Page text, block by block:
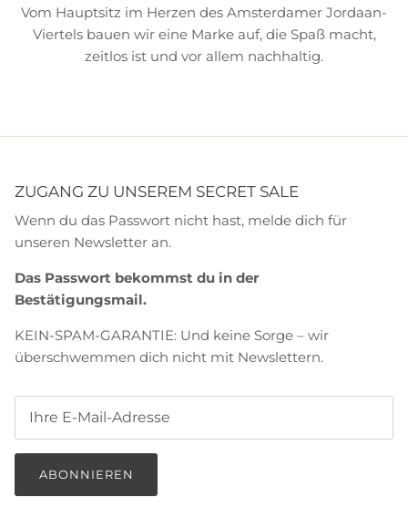
Vom Hauptsitz im Herzen des Amsterdamer Jordaan-
Viertels bauen wir eine Marke auf, die Spaß macht,
zeitlos ist und vor allem nachhaltig.
ZUGANG ZU UNSEREM SECRET SALE
Wenn du das Passwort nicht hast, melde dich für
unseren Newsletter an.
Das Passwort bekommst du in der
Bestätigungsmail.
KEIN-SPAM-GARANTIE: Und keine Sorge – wir
überschwemmen dich nicht mit Newslettern.
ABONNIEREN